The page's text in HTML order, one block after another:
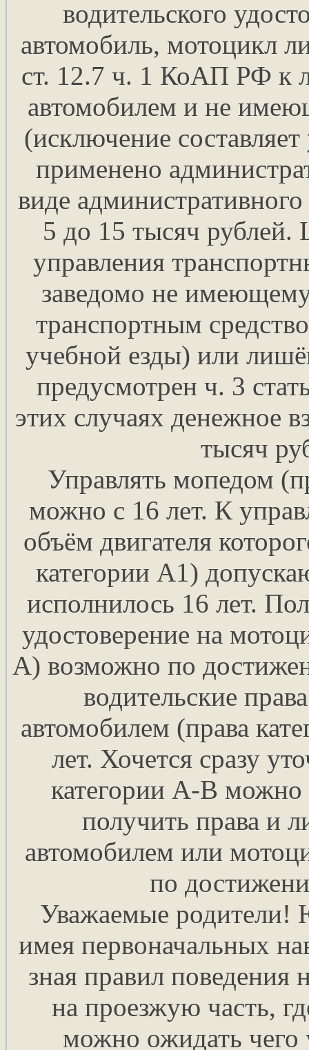
водительского
автомобиль, мотоцикл
ст. 12.7 ч. 1 КоАП РФ к
автомобилем и не
(исключение составляет
применено
виде
5 до 15 тысяч рублей.
управления
заведомо не
транспортным
учебной езды) или
предусмотрен ч. 3
этих случаях денежное
тысяч
Управлять мопедом
можно с 16 лет. К
объём двигателя
категории А1)
исполнилось 16 лет.
удостоверение на
А) возможно по
водительские
автомобилем (права
лет. Хочется сразу
категории А-В можно
получить права и
автомобилем или
по
Уважаемые родители!
имея первоначальных
зная правил поведения
на проезжую часть,
можно ожидать чего